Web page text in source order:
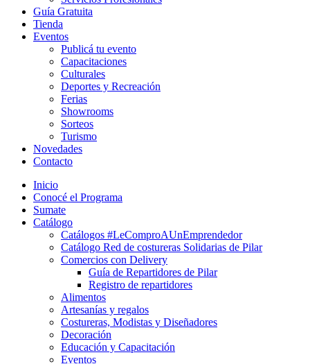
Guía Gratuita
Tienda
Eventos
Publicá tu evento
Capacitaciones
Culturales
Deportes y Recreación
Ferias
Showrooms
Sorteos
Turismo
Novedades
Contacto
Inicio
Conocé el Programa
Sumate
Catálogo
Catálogos #LeComproAUnEmprendedor
Catálogo Red de costureras Solidarias de Pilar
Comercios con Delivery
Guía de Repartidores de Pilar
Registro de repartidores
Alimentos
Artesanías y regalos
Costureras, Modistas y Diseñadores
Decoración
Educación y Capacitación
Eventos